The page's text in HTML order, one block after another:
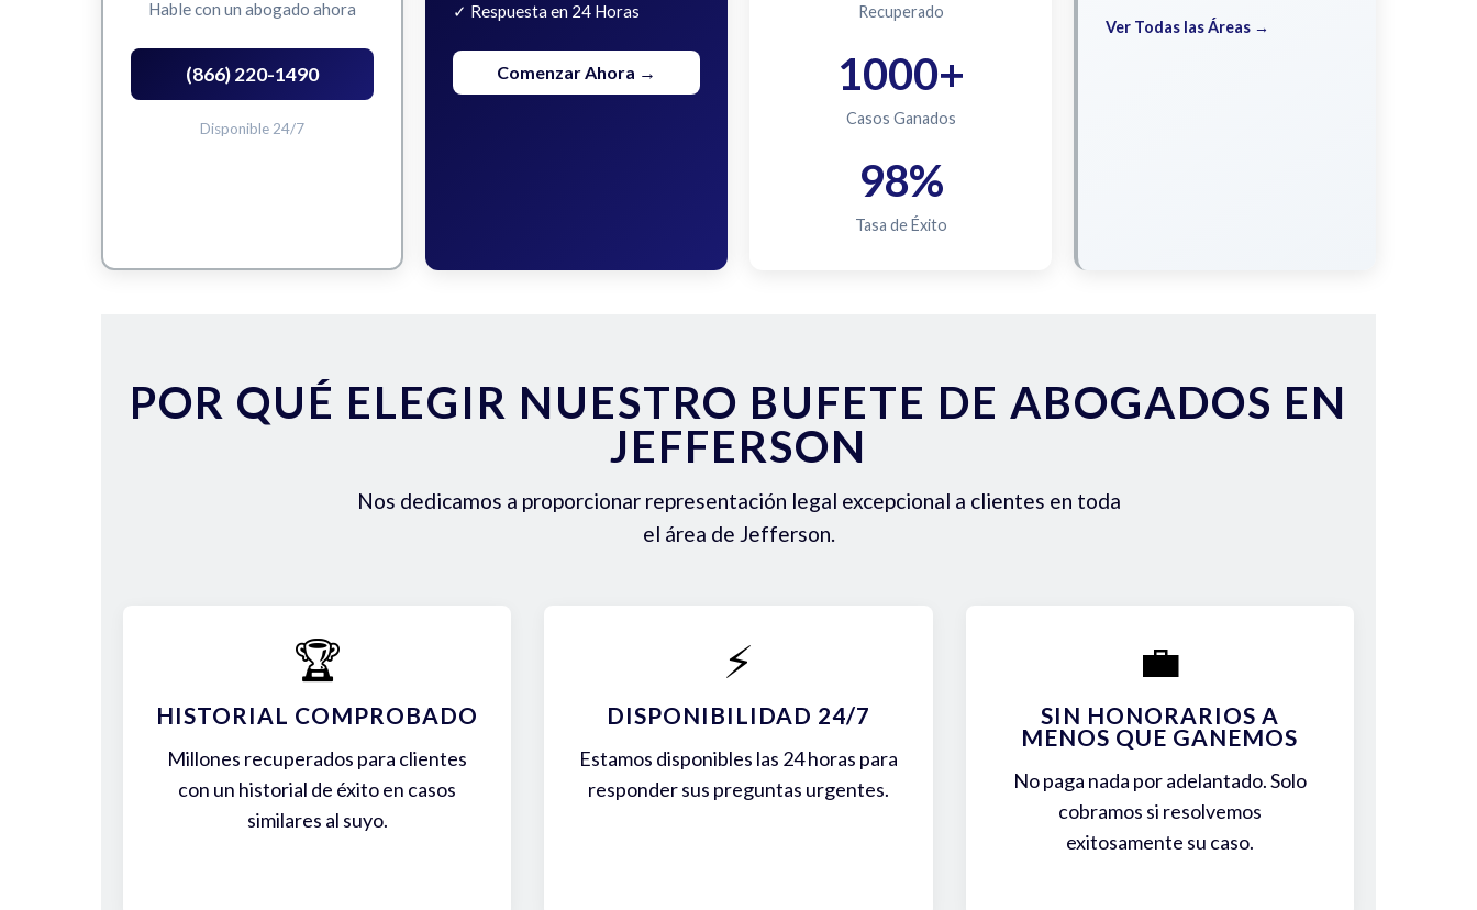
Hable con un abogado ahora
(866) 220-1490
Disponible 24/7
✓ Respuesta en 24 Horas
Comenzar Ahora →
Recuperado
1000+
Casos Ganados
98%
Tasa de Éxito
Ver Todas las Áreas →
POR QUÉ ELEGIR NUESTRO BUFETE DE ABOGADOS EN
JEFFERSON
Nos dedicamos a proporcionar representación legal excepcional a clientes en toda
el área de Jefferson.
🏆
HISTORIAL COMPROBADO
Millones recuperados para clientes
con un historial de éxito en casos
similares al suyo.
⚡
DISPONIBILIDAD 24/7
Estamos disponibles las 24 horas para
responder sus preguntas urgentes.
💼
SIN HONORARIOS A
MENOS QUE GANEMOS
No paga nada por adelantado. Solo
cobramos si resolvemos
exitosamente su caso.